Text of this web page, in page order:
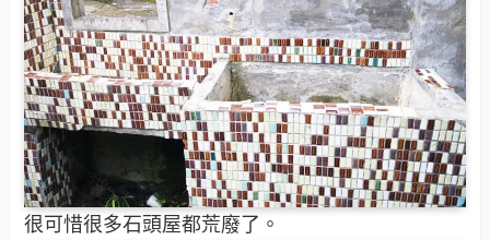
很可惜很多石頭屋都荒廢了。